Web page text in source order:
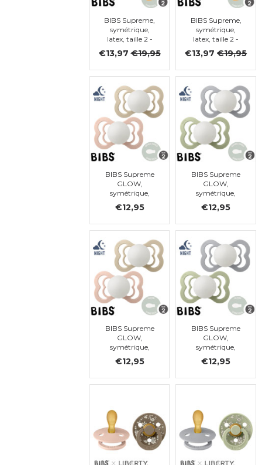
BIBS Supreme,
symétrique,
latex, taille 2 -
lot de 4 (Mocha,
Dark oak, Ruby,
€13,97 €19,95
BIBS Supreme,
symétrique,
latex, taille 2 -
lot de 4 (Petrol,
Iron, Hunter
Oak)
€13,97 €19,95
BIBS Supreme
GLOW,
symétrique,
latex, 6-18 mois
(taille 2)
€12,95
BIBS Supreme
GLOW,
symétrique,
latex, 6-18 mois
(taille 2)
€12,95
BIBS Supreme
GLOW,
symétrique,
mois (taille 2)
€12,95
BIBS Supreme
GLOW,
symétrique,
mois (taille 2)
€12,95